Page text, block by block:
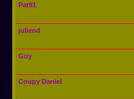
Pat91
juliend
Guy
Coupy Daniel